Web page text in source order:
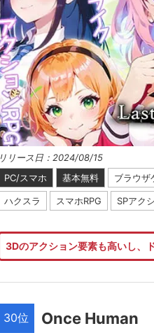
リリース日：2024/08/15
PC/スマホ
基本無料 ブラウザ
ハクスラ スマホRPG SPアク
3Dのアクション要素も高いし、
30位 Once Human